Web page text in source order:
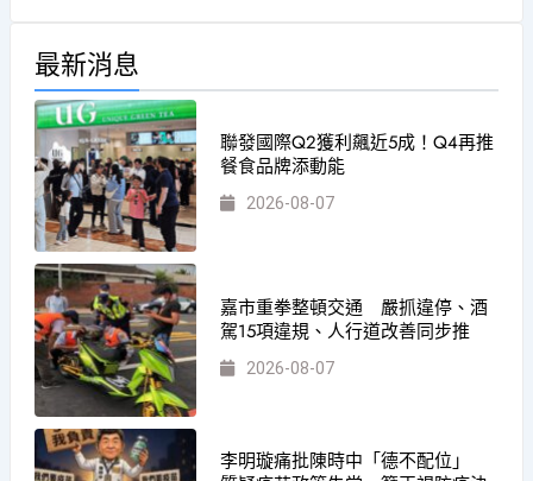
最新消息
聯發國際Q2獲利飆近5成！Q4再推
餐食品牌添動能
2026-08-07
嘉市重拳整頓交通 嚴抓違停、酒
駕15項違規、人行道改善同步推
2026-08-07
李明璇痛批陳時中「德不配位」